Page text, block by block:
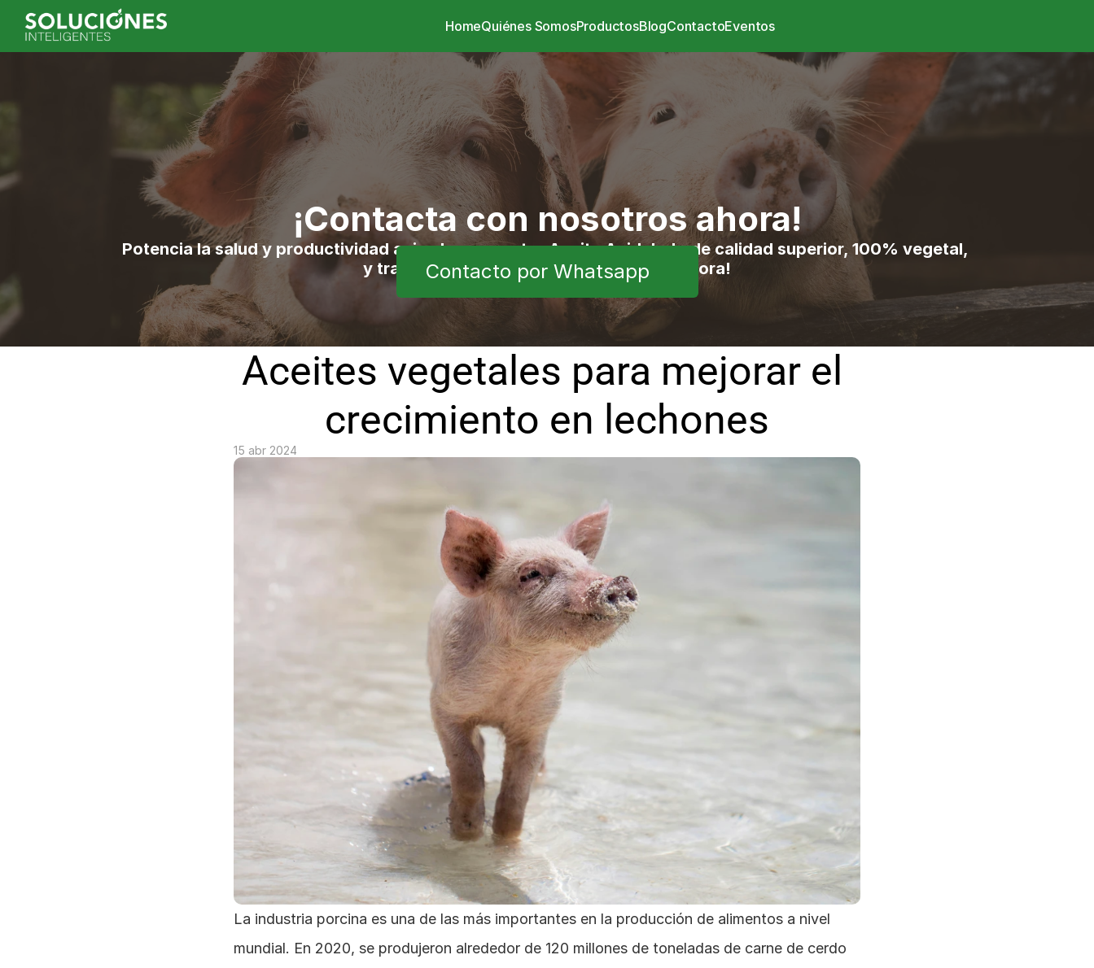
HomeQuiénes SomosProductosBlogContactoEventos
¡Contacta con nosotros ahora!
Potencia la salud y productividad animal con nuestro Aceite Acidulado de calidad superior, 100% vegetal,
y transporte propio incluido. ¡Ordénalo ahora!
Contacto por Whatsapp
Aceites vegetales para mejorar el
crecimiento en lechones
15 abr 2024
La industria porcina es una de las más importantes en la producción de alimentos a nivel
mundial. En 2020, se produjeron alrededor de 120 millones de toneladas de carne de cerdo